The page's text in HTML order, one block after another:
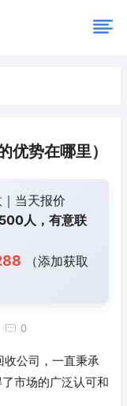
优势在哪里）
当天报价
人，有意联
（添加获取
0
收公司，一直秉承
市场的广泛认可和